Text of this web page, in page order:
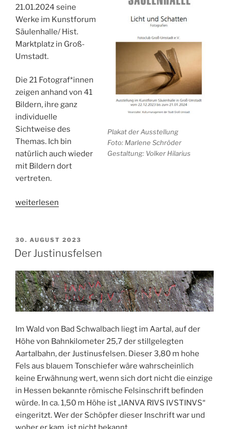
Plakat der Ausstellung
Foto: Marlene Schröder
Gestaltung: Volker Hilarius
21.01.2024 seine
Werke im Kunstforum
Säulenhalle/ Hist.
Marktplatz in Groß-
Umstadt.
Die 21 Fotograf*innen
zeigen anhand von 41
Bildern, ihre ganz
individuelle
Sichtweise des
Themas. Ich bin
natürlich auch wieder
mit Bildern dort
vertreten.
„Ausstellung
Schatten
–
weiterlesen
VERÖFFENTLICHT
AM
30. AUGUST 2023
Der Justinusfelsen
Im Wald von Bad Schwalbach liegt im Aartal, auf der
Höhe von Bahnkilometer 25,7 der stillgelegten
Aartalbahn, der Justinusfelsen. Dieser 3,80 m hohe
Fels aus blauem Tonschiefer wäre wahrscheinlich
keine Erwähnung wert, wenn sich dort nicht die einzige
in Hessen bekannte römische Felsinschrift befinden
würde. In ca. 1,50 m Höhe ist „IANVA RIVS IVSTINVS“
eingeritzt. Wer der Schöpfer dieser Inschrift war und